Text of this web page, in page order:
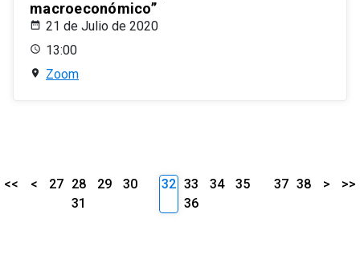
macroeconómico”
21 de Julio de 2020
13:00
Zoom
<< < 27 28 29
30
31
32 33 34
35
36
37 38 > >>